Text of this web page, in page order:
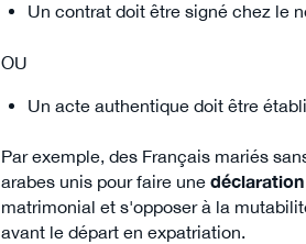
Un contrat doit être signé chez le
OU
Un acte authentique doit être
Par exemple, des Français mariés
arabes unis pour faire une
matrimonial et s'opposer à la
avant le départ en expatriation.